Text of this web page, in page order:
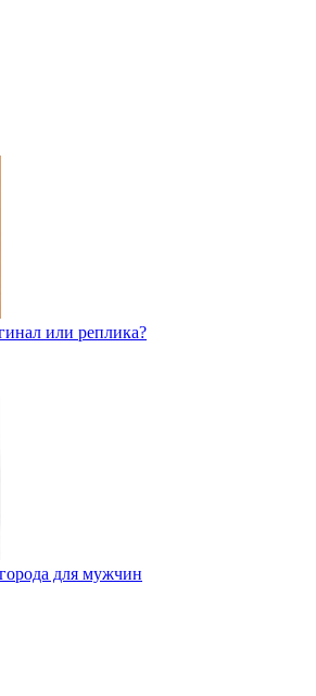
или реплика?
для мужчин